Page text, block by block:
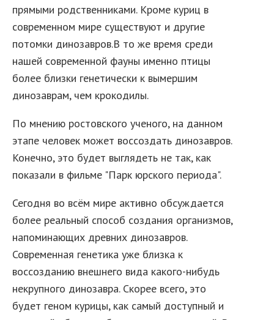
прямыми родственниками. Кроме куриц в
современном мире существуют и другие
потомки динозавров.В то же время среди
нашей современной фауны именно птицы
более близки генетически к вымершим
динозаврам, чем крокодилы.
По мнению ростовского ученого, на данном
этапе человек может воссоздать динозавров.
Конечно, это будет выглядеть не так, как
показали в фильме "Парк юрского периода".
Сегодня во всём мире активно обсуждается
более реальный способ создания организмов,
напоминающих древних динозавров.
Современная генетика уже близка к
воссозданию внешнего вида какого-нибудь
некрупного динозавра. Скорее всего, это
будет геном курицы, как самый доступный и